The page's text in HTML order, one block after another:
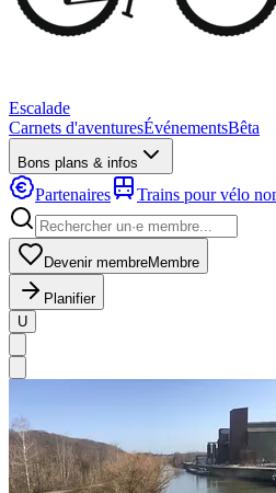
Escalade
Carnets d'aventuresÉvénementsBêta
Bons plans & infos
Partenaires Trains pour vélo
Devenir membreMembre
Planifier
U
MapLibre